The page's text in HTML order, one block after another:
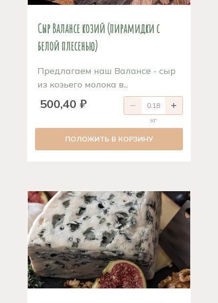
Сыр Валансе козий (пирамидки с
белой плесенью)
Предлагаем наш Валансе - сыр
из козьего молока в...
500,40 ₽
кг
ПОЛОЖИТЬ В КОРЗИНУ